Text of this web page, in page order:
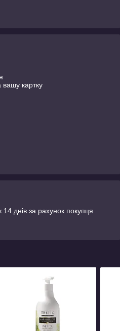
вашу картку
днів за рахунок покупця